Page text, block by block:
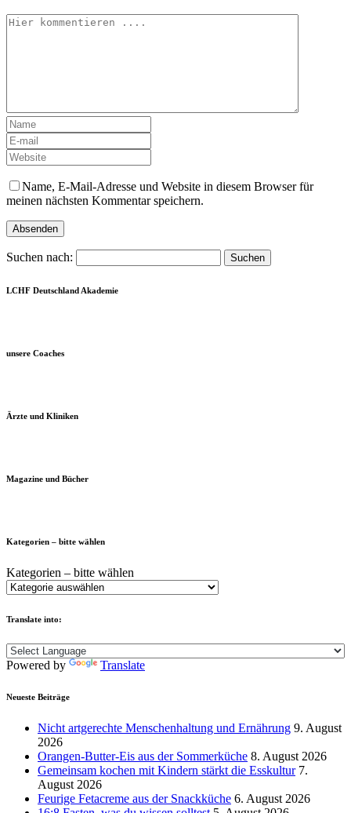
Name, E-Mail-Adresse und Website in diesem Browser für
meinen nächsten Kommentar speichern.
Suchen nach:
LCHF Deutschland Akademie
unsere Coaches
Ärzte und Kliniken
Magazine und Bücher
Kategorien – bitte wählen
Kategorien – bitte wählen
Translate into:
Powered by Translate
Neueste Beiträge
Nicht artgerechte Menschenhaltung und Ernährung 9. August
2026
Orangen-Butter-Eis aus der Sommerküche 8. August 2026
Gemeinsam kochen mit Kindern stärkt die Esskultur 7.
August 2026
Feurige Fetacreme aus der Snackküche 6. August 2026